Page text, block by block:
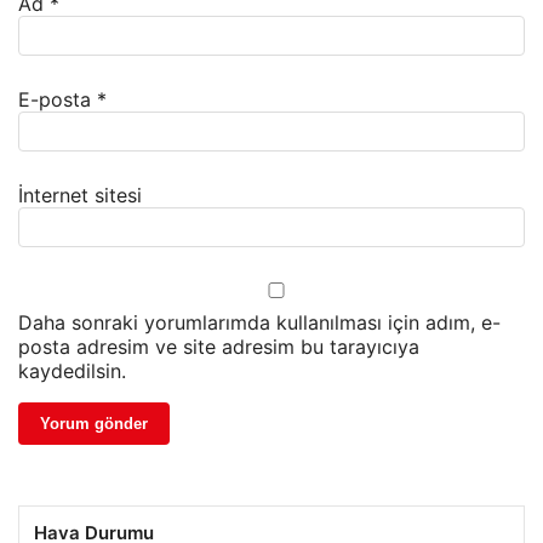
E-posta *
İnternet sitesi
Daha sonraki yorumlarımda kullanılması için adım, e-
posta adresim ve site adresim bu tarayıcıya
kaydedilsin.
Hava Durumu